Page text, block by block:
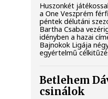
Huszonkét
a One Veszprém
péntek délutáni
Bartha Csaba
idényben a hazai
Bajnokok Ligája
egyértelmű
Betlehem
csinálok